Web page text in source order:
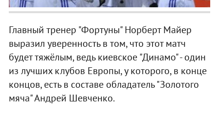
Главный тренер "Фортуны" Норберт Майер
выразил уверенность в том, что этот матч
будет тяжёлым, ведь киевское "Динамо" - один
из лучших клубов Европы, у которого, в конце
концов, есть в составе обладатель "Золотого
мяча" Андрей Шевченко.